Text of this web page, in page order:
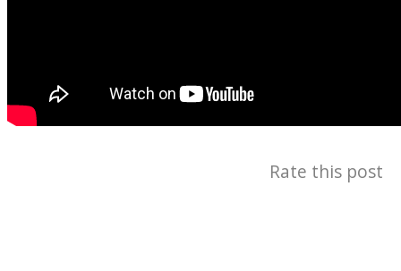
Rate this post